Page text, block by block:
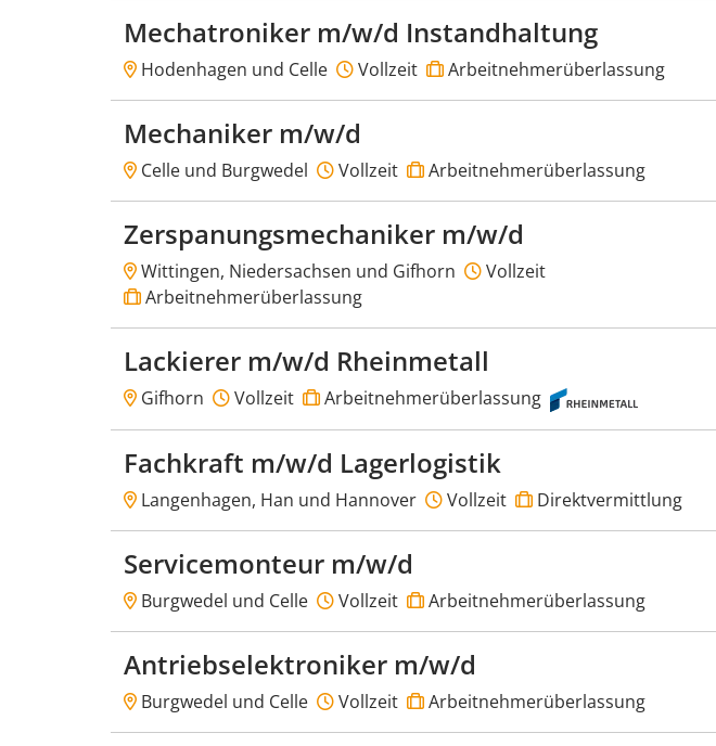
Mechatroniker m/w/d Instandhaltung
Hodenhagen und Celle Vollzeit Arbeitnehmerüberlassung
Mechaniker m/w/d
Celle und Burgwedel Vollzeit Arbeitnehmerüberlassung
Zerspanungsmechaniker m/w/d
Wittingen, Niedersachsen und Gifhorn
Vollzeit
Arbeitnehmerüberlassung
Lackierer m/w/d Rheinmetall
Gifhorn Vollzeit Arbeitnehmerüberlassung
Fachkraft m/w/d Lagerlogistik
Langenhagen, Han und Hannover Vollzeit Direktvermittlung
Servicemonteur m/w/d
Burgwedel und Celle Vollzeit Arbeitnehmerüberlassung
Antriebselektroniker m/w/d
Burgwedel und Celle Vollzeit Arbeitnehmerüberlassung